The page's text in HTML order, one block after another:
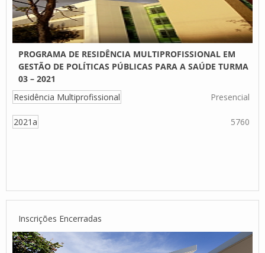
PROGRAMA DE RESIDÊNCIA MULTIPROFISSIONAL EM
GESTÃO DE POLÍTICAS PÚBLICAS PARA A SAÚDE TURMA
03 – 2021
Residência Multiprofissional
Presencial
2021a 5760
Inscrições Encerradas